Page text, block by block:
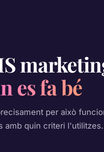
es fa bé
per això
amb quin criteri l'utilitzes.